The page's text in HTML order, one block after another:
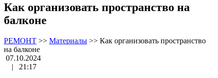
Как организовать пространство на
балконе
РЕМОНТ >> Материалы >> Как организовать пространство
на балконе
07.10.2024
|
21:17